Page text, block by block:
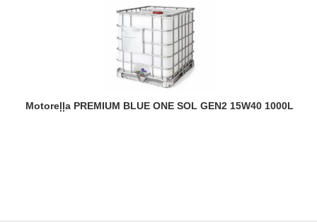
Motoreļļa PREMIUM BLUE ONE SOL GEN2 15W40 1000L